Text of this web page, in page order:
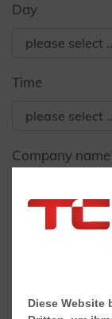
Day
Time
Company name
First name*
Surname*
Diese Website